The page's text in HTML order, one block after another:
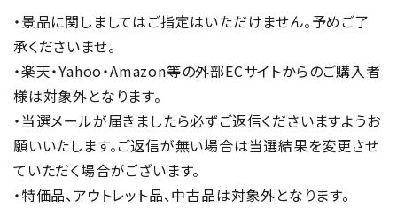
・景品に関しましてはご指定はいただけません。予めご了
承くださいませ。
・楽天・Yahoo・Amazon等の外部ECサイトからのご購入者
様は対象外となります。
・当選メールが届きましたら必ずご返信くださいますようお
願いいたします。ご返信が無い場合は当選結果を変更させ
ていただく場合がございます。
・特価品、アウトレット品、中古品は対象外となります。